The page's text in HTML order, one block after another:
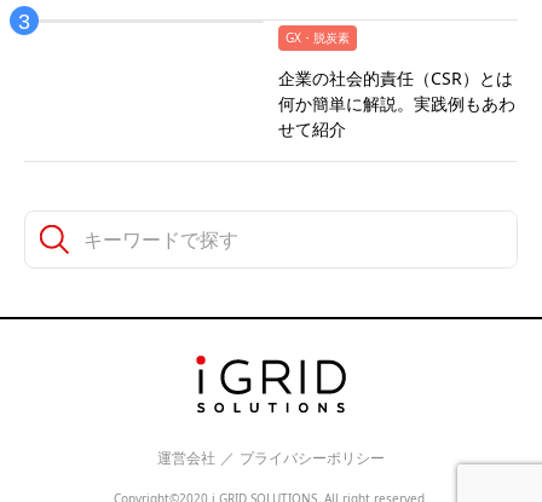
GX・脱炭素
企業の社会的責任（CSR）とは
何か簡単に解説。実践例もあわ
せて紹介
運営会社 ／ プライバシーポリシー